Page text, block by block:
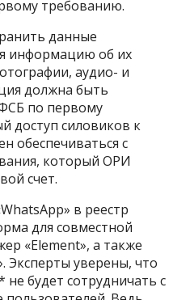
требованию.
данные
информацию об их
аудио- и
должна быть
по первому
доступ силовиков к
обеспечиваться с
который ОРИ
счет.
в реестр
для совместной
«Element», а также
Эксперты уверены, что
будет сотрудничать с